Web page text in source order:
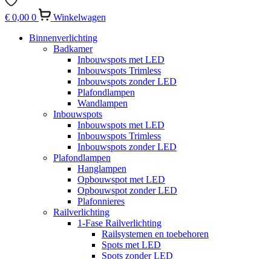
€ 0,00 0
Winkelwagen
Binnenverlichting
Badkamer
Inbouwspots met LED
Inbouwspots Trimless
Inbouwspots zonder LED
Plafondlampen
Wandlampen
Inbouwspots
Inbouwspots met LED
Inbouwspots Trimless
Inbouwspots zonder LED
Plafondlampen
Hanglampen
Opbouwspot met LED
Opbouwspot zonder LED
Plafonnieres
Railverlichting
1-Fase Railverlichting
Railsystemen en toebehoren
Spots met LED
Spots zonder LED